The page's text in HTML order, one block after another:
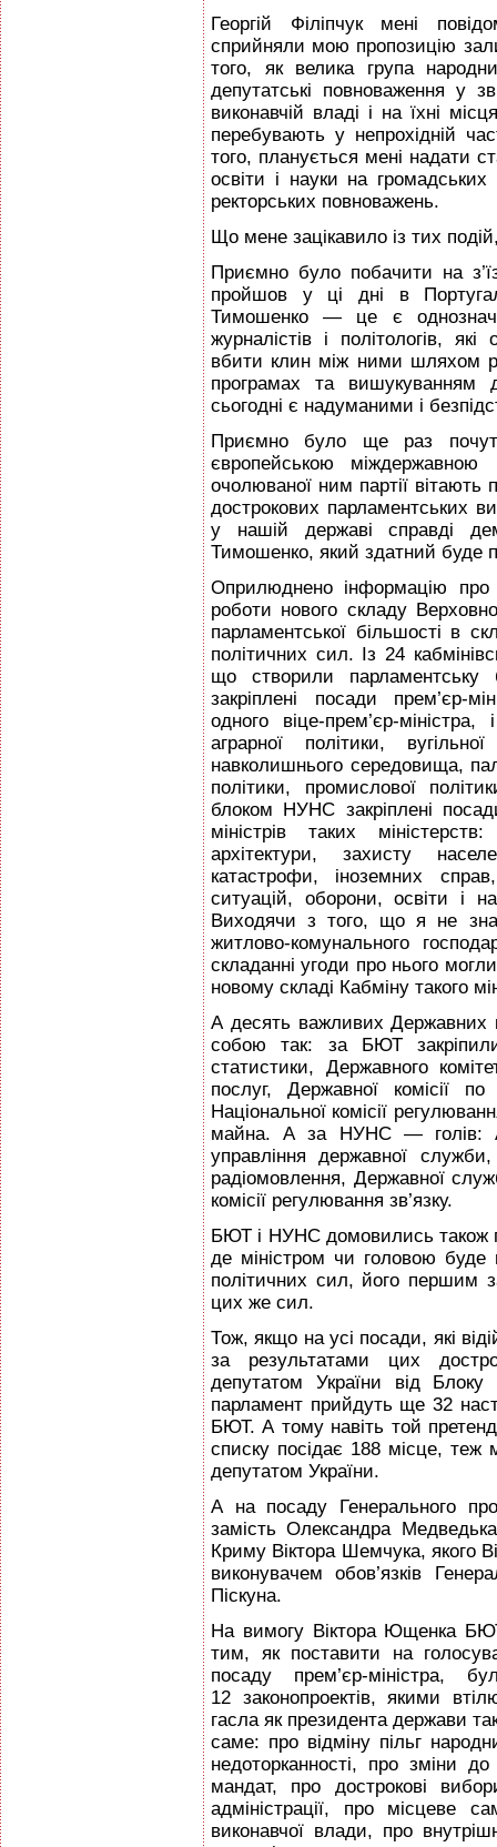
Георгій Філіпчук мені
сприйняли мою пропозицію
того, як велика група
депутатські повноваження у
виконавчій владі і на їхні
перебувають у непрохідній
того, планується мені надати
освіти і науки на
ректорських повноважень.
Що мене зацікавило із тих
Приємно було побачити на
пройшов у ці дні в
Тимошенко — це є
журналістів і політологів, які
вбити клин між ними шляхом
програмах та вишукуванням
сьогодні є надуманими і
Приємно було ще раз
європейською
очолюваної ним партії
дострокових парламентських
у нашій державі справді
Тимошенко, який здатний буде
Оприлюднено інформацію про
роботи нового складу
парламентської більшості в
політичних сил. Із 24
що створили
закріплені посади прем’єр-
одного віце-прем’єр-міністра,
аграрної політики,
навколишнього середовища,
політики, промислової
блоком НУНС закріплені
міністрів таких
архітектури, захисту
катастрофи, іноземних
ситуацій, оборони, освіти і
Виходячи з того, що я не
житлово-комунального
складанні угоди про нього
новому складі Кабміну такого
А десять важливих Державних
собою так: за БЮТ
статистики, Державного
послуг, Державної комісії
Національної комісії
майна. А за НУНС — голів:
управління державної
радіомовлення, Державної
комісії регулювання зв’язку.
БЮТ і НУНС домовились також
де міністром чи головою буде
політичних сил, його першим
цих же сил.
Тож, якщо на усі посади, які
за результатами цих
депутатом України від
парламент прийдуть ще 32
БЮТ. А тому навіть той
списку посідає 188 місце,
депутатом України.
А на посаду Генерального
замість Олександра
Криму Віктора Шемчука, якого
виконувачем обов’язків
Піскуна.
На вимогу Віктора Ющенка
тим, як поставити на
посаду прем’єр-міністра,
12 законопроектів, якими
гасла як президента держави
саме: про відміну пільг
недоторканності, про зміни
мандат, про дострокові
адміністрації, про місцеве
виконавчої влади, про